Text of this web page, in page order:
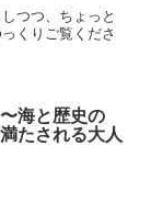
つつ、ちょっと
くりご覧くださ
海と歴史の
たされる大人